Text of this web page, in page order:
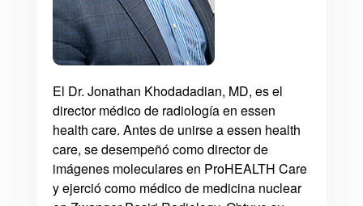
El Dr. Jonathan Khodadadian, MD, es el
director médico de radiología en essen
health care. Antes de unirse a essen health
care, se desempeñó como director de
imágenes moleculares en ProHEALTH Care
y ejerció como médico de medicina nuclear